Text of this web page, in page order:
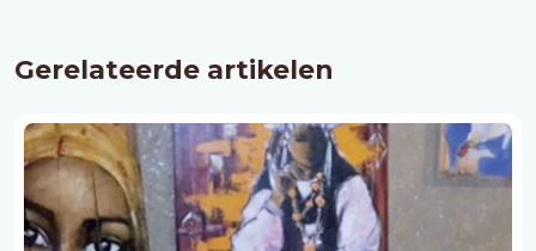
Gerelateerde artikelen